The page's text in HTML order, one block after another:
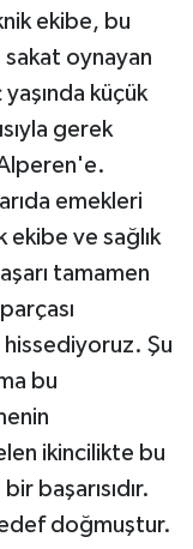
ekibe, bu
oynayan
küçük
gerek
emekleri
ekibe ve sağlık
tamamen
hissediyoruz. Şu
bu
ikincilikte bu
başarısıdır.
doğmuştur.